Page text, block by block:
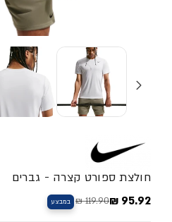
חולצת ספורט קצרה - גברים
מחיר מבצע
95.92 ₪
מחיר מלא 119.90 ₪ במבצע